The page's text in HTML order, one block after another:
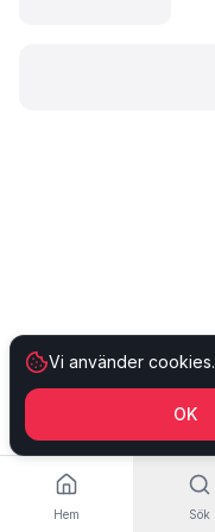
Hem Sök
Vi använder cookies.
OK